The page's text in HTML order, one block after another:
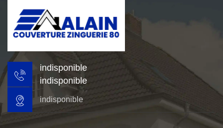
indisponible
indisponible
indisponible